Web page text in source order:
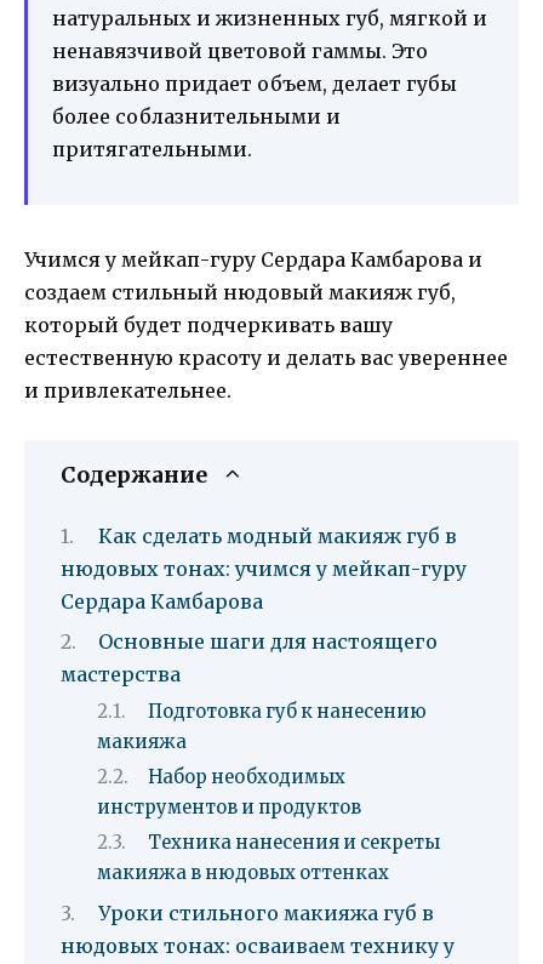
натуральных и жизненных губ, мягкой и
ненавязчивой цветовой гаммы. Это
визуально придает объем, делает губы
более соблазнительными и
притягательными.
Учимся у мейкап-гуру Сердара Камбарова и
создаем стильный нюдовый макияж губ,
который будет подчеркивать вашу
естественную красоту и делать вас увереннее
и привлекательнее.
Содержание
Как сделать модный макияж губ в
нюдовых тонах: учимся у мейкап-гуру
Сердара Камбарова
Основные шаги для настоящего
мастерства
Подготовка губ к нанесению
макияжа
Набор необходимых
инструментов и продуктов
Техника нанесения и секреты
макияжа в нюдовых оттенках
Уроки стильного макияжа губ в
нюдовых тонах: осваиваем технику у